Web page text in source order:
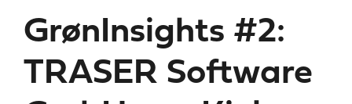
GrønInsights #2:
TRASER Software